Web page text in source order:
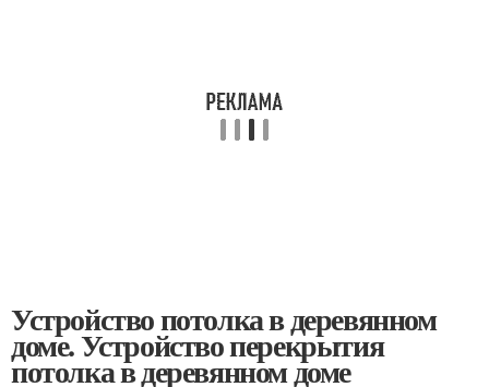
Устройство потолка в деревянном
доме. Устройство перекрытия
потолка в деревянном доме